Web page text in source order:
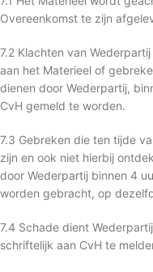
Overeenkomst te zijn
7.2 Klachten van
aan het Materieel of
dienen door Wederpartij,
CvH gemeld te worden.
7.3 Gebreken die ten tijde
zijn en ook niet hierbij
door Wederpartij binnen 4
worden gebracht, op
7.4 Schade dient
schriftelijk aan CvH te